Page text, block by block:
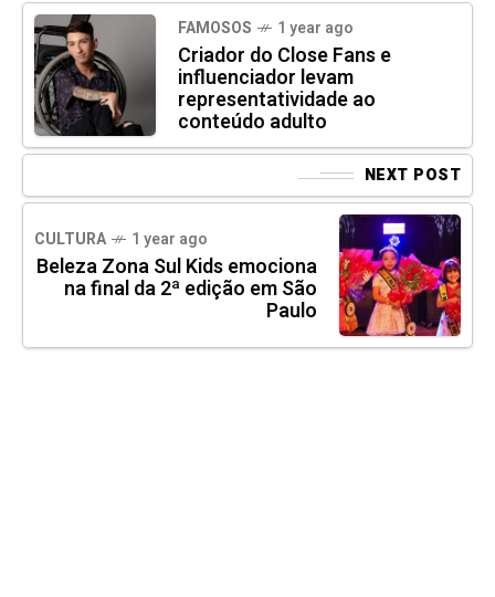
FAMOSOS 1 year ago
Criador do Close Fans e
influenciador levam
representatividade ao
conteúdo adulto
NEXT POST
CULTURA 1 year ago
Beleza Zona Sul Kids emociona
na final da 2ª edição em São
Paulo